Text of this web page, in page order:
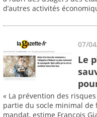
d’autres activités
07/
Le
« La prévention des
partie du socle minimal de
mandat, estime François